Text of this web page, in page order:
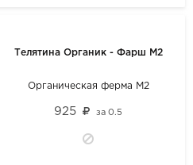
Телятина Органик - Фарш М2
Органическая ферма М2
925 за0.5